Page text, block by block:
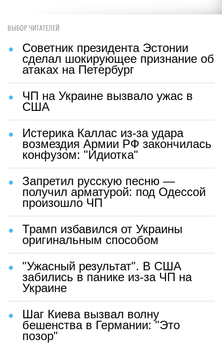
ВЫБОР ЧИТАТЕЛЕЙ
Советник президента Эстонии
сделал шокирующее признание об
атаках на Петербург
ЧП на Украине вызвало ужас в
США
Истерика Каллас из-за удара
возмездия Армии РФ закончилась
конфузом: "Идиотка"
Запретил русскую песню —
получил арматурой: под Одессой
произошло ЧП
Трамп избавился от Украины
оригинальным способом
"Ужасный результат". В США
забились в панике из-за ЧП на
Украине
Шаг Киева вызвал волну
бешенства в Германии: "Это
позор"